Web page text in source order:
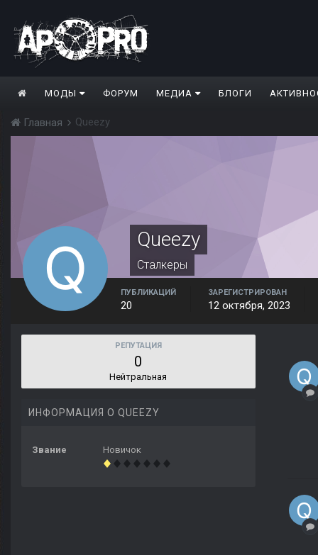
МОДЫ ФОРУМ МЕДИА БЛОГИ
Главная Queezy
Queezy
Сталкеры
ПУБЛИКАЦИЙ
20
ЗАРЕГИСТРИРОВАН
12 октября, 2023
РЕПУТАЦИЯ
0
Нейтральная
ИНФОРМАЦИЯ О QUEEZY
Звание Новичок